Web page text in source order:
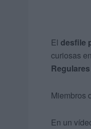
El desfile
curiosas
Miembros
En un